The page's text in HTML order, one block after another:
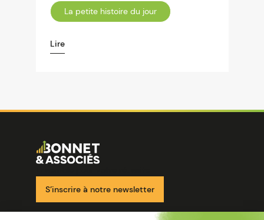
La petite histoire du jour
Lire
Image
S’inscrire à notre newsletter